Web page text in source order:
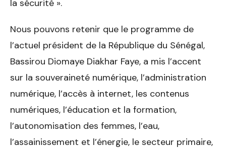
la sécurité ».
Nous pouvons retenir que le programme de
l’actuel président de la République du Sénégal,
Bassirou Diomaye Diakhar Faye, a mis l’accent
sur la souveraineté numérique, l’administration
numérique, l’accès à internet, les contenus
numériques, l’éducation et la formation,
l’autonomisation des femmes, l’eau,
l’assainissement et l’énergie, le secteur primaire,